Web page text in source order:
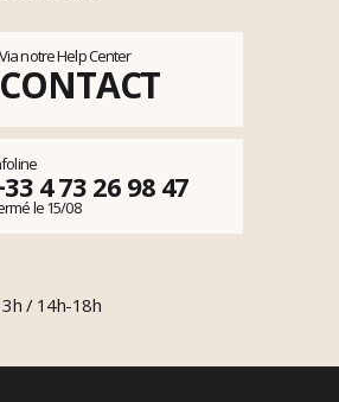
Via notre Help Center
CONTACT
4 73 26 98 47
le 15/08
/ 14h-18h